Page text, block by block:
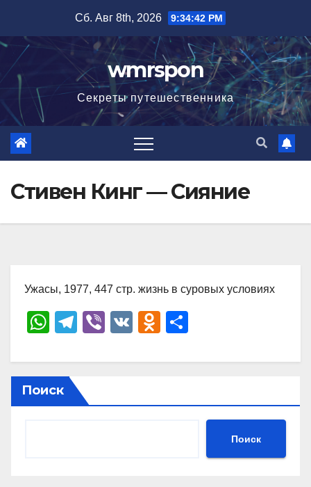
содержимому
Сб. Авг 8th, 2026 9:34:43 PM
wmrspon
Секреты путешественника
Стивен Кинг — Сияние
Ужасы, 1977, 447 стр. жизнь в суровых условиях
W
at
s
A
T
e
gr
a
Vi
er
V
O
n
kl
р
в
ть
Поиск
Поиск